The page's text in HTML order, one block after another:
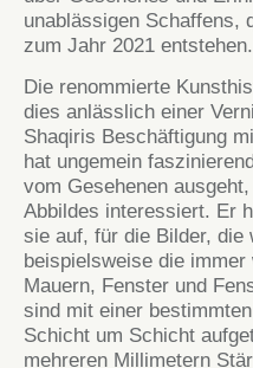
unablässigen Schaffens,
zum Jahr 2021 entstehen.
Die renommierte
dies anlässlich einer
Shaqiris Beschäftigung
hat ungemein
vom Gesehenen
Abbildes interessiert. Er
sie auf, für die Bilder, die
beispielsweise die
Mauern, Fenster und
sind mit einer
Schicht um Schicht
mehreren Millimetern